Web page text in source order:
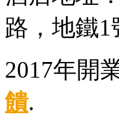
路，地鐵
2017年開
饋.